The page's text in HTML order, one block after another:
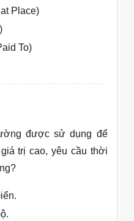
Place)
To)
được sử dụng để
trị cao, yêu cầu thời